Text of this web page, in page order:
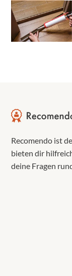
Recomendo ist
bieten dir
deine Fragen